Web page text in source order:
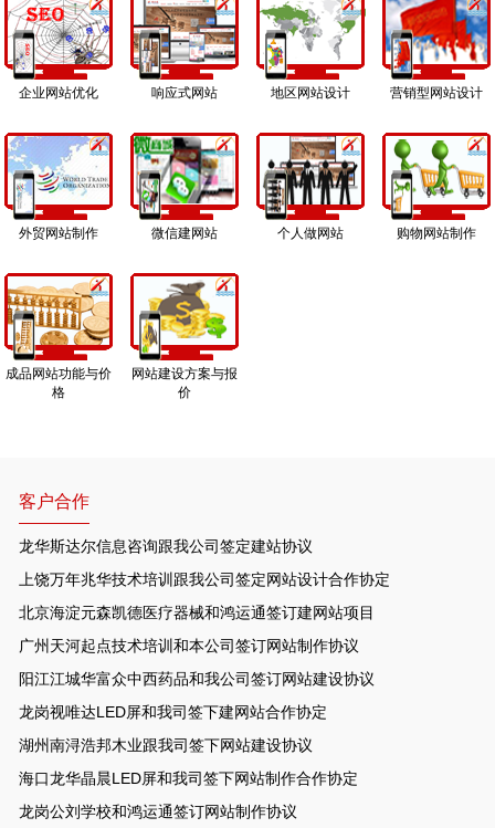
企业网站优化 响应式网站 地区网站设计 营销型网站设计
外贸网站制作 微信建网站 个人做网站 购物网站制作
成品网站功能与价
格
网站建设方案与报
价
客户合作
龙华斯达尔信息咨询跟我公司签定建站协议
上饶万年兆华技术培训跟我公司签定网站设计合作协定
北京海淀元森凯德医疗器械和鸿运通签订建网站项目
广州天河起点技术培训和本公司签订网站制作协议
阳江江城华富众中西药品和我公司签订网站建设协议
龙岗视唯达LED屏和我司签下建网站合作协定
湖州南浔浩邦木业跟我司签下网站建设协议
海口龙华晶晨LED屏和我司签下网站制作合作协定
龙岗公刘学校和鸿运通签订网站制作协议